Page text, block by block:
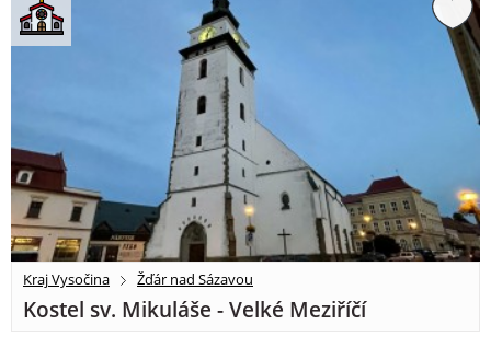
Kraj Vysočina Žďár nad Sázavou
Kostel sv. Mikuláše - Velké Meziříčí